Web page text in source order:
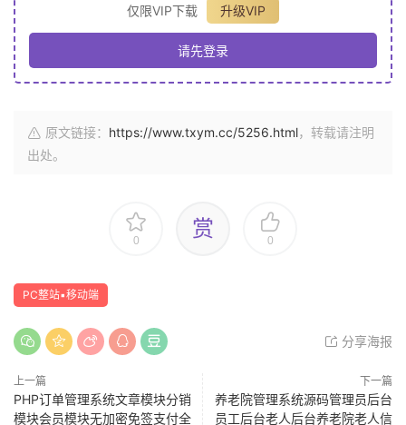
仅限VIP下载
升级VIP
请先登录
原文链接： https://www.txym.cc/5256.html，转载请注明
出处。
0 赏 0
PC整站▪移动端
分享海报
上一篇
PHP订单管理系统文章模块分销
模块会员模块无加密免签支付全
下一篇
养老院管理系统源码管理员后台
员工后台老人后台养老院老人信